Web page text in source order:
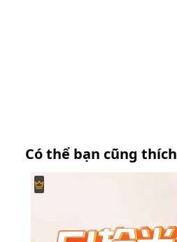
Có thể bạn cũng thích